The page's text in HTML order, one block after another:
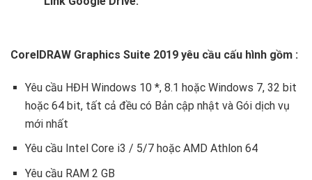
CorelDRAW Graphics Suite 2019 yêu cầu cấu hình gồm :
Yêu cầu HĐH Windows 10 *, 8.1 hoặc Windows 7, 32 bit
hoặc 64 bit, tất cả đều có Bản cập nhật và Gói dịch vụ
mới nhất
Yêu cầu Intel Core i3 / 5/7 hoặc AMD Athlon 64
Yêu cầu RAM 2 GB